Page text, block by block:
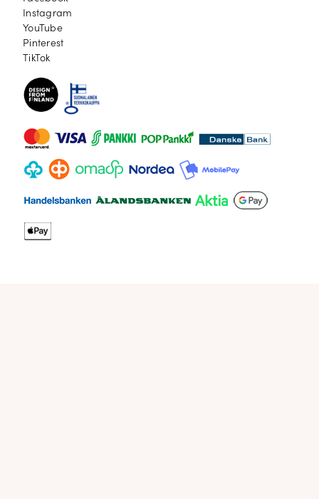
Instagram
Instagram
YouTube
YouTube
Pinterest
Pinterest
TikTok
TikTok